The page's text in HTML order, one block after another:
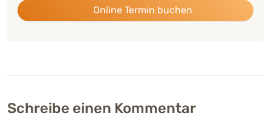
Online Termin buchen
Schreibe einen Kommentar